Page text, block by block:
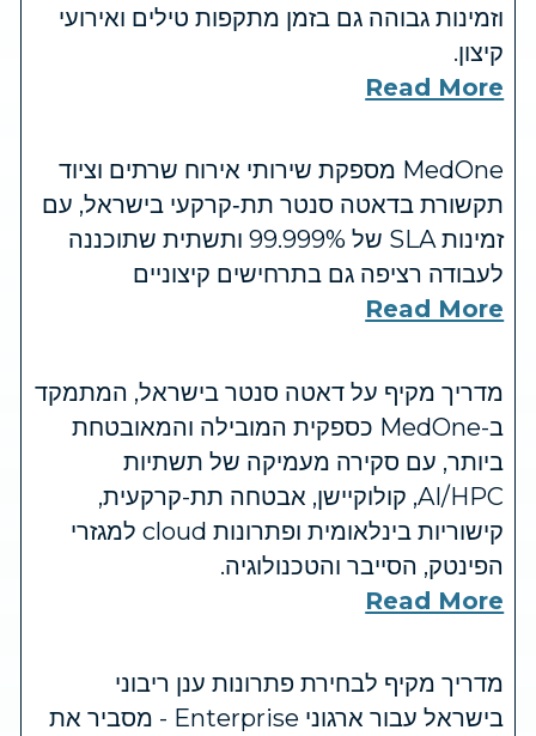
וזמינות גבוהה גם בזמן מתקפות טילים ואירועי
קיצון.
Read More
MedOne מספקת שירותי אירוח שרתים וציוד
תקשורת בדאטה סנטר תת‑קרקעי בישראל, עם
זמינות SLA של 99.999% ותשתית שתוכננה
לעבודה רציפה גם בתרחישים קיצוניים
Read More
מדריך מקיף על דאטה סנטר בישראל, המתמקד
ב-MedOne כספקית המובילה והמאובטחת
ביותר, עם סקירה מעמיקה של תשתיות
AI/HPC, קולוקיישן, אבטחה תת-קרקעית,
קישוריות בינלאומית ופתרונות cloud למגזרי
הפינטק, הסייבר והטכנולוגיה.
Read More
מדריך מקיף לבחירת פתרונות ענן ריבוני
בישראל עבור ארגוני Enterprise - מסביר את